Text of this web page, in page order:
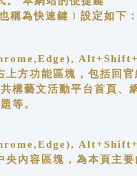
稱為快速鍵﹞設定如下：
方功能區塊，包括回官
構藝文活動平台首頁、
等。
內容區塊，為本頁主要